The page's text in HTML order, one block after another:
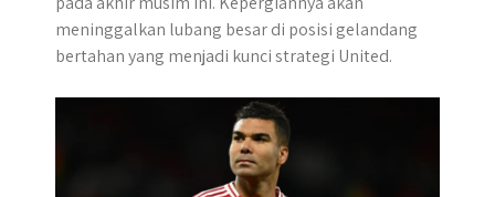
r
meninggalkan lubang besar di posisi gelandang
bertahan yang menjadi kunci strategi United.